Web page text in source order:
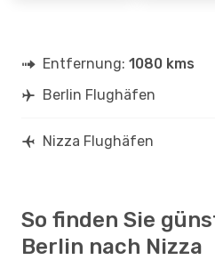
Entfernung: 1080 kms
Berlin Flughäfen
Nizza Flughäfen
So finden Sie
Berlin nach Nizza